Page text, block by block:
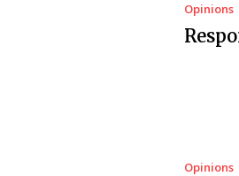
Opinions
Opinions